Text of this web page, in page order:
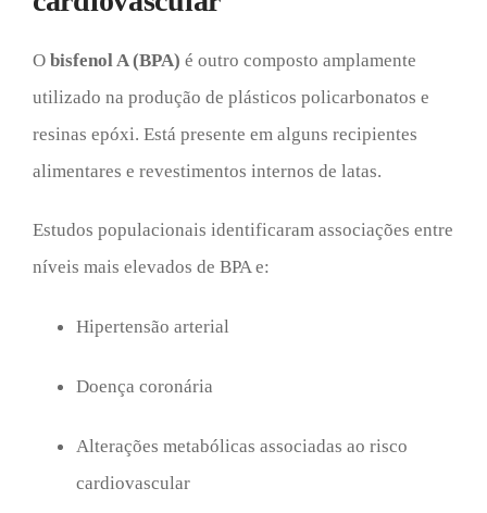
O bisfenol A (BPA) é outro composto amplamente
utilizado na produção de plásticos policarbonatos e
resinas epóxi. Está presente em alguns recipientes
alimentares e revestimentos internos de latas.
Estudos populacionais identificaram associações entre
níveis mais elevados de BPA e:
Hipertensão arterial
Doença coronária
Alterações metabólicas associadas ao risco
cardiovascular